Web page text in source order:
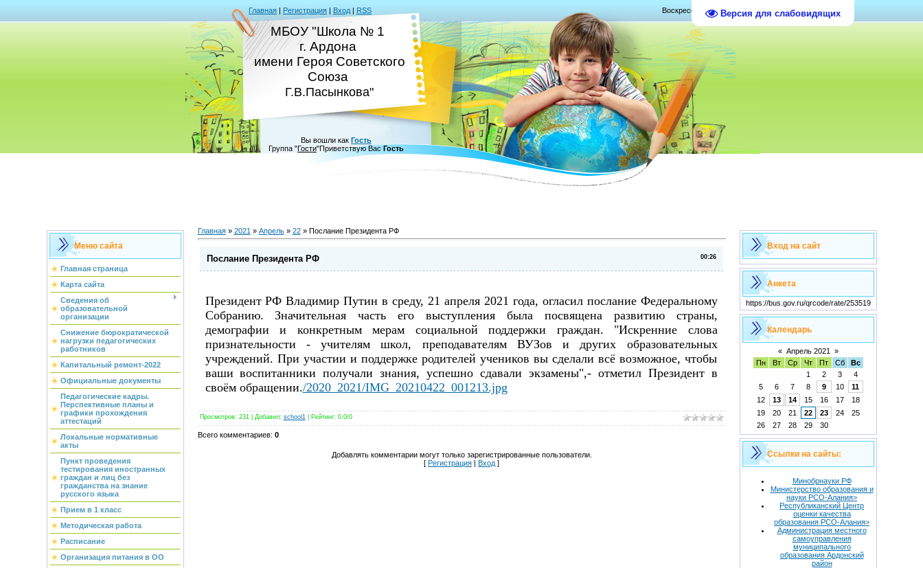
Версия для слабовидящих
Главная | Регистрация | Вход | RSS Воскресенье, 09.08.2026, 11:45
МБОУ "Школа № 1
г. Ардона
имени Героя Советского
Союза
Г.В.Пасынкова"
Вы вошли как Гость
Группа "Гости"Приветствую Вас Гость
Меню сайта
Главная страница
Карта сайта
Сведения об
образовательной
организации
Снижение бюрократической
нагрузки педагогических
работников
Капитальный ремонт-2022
Официальные документы
Педагогические кадры.
Перспективные планы и
графики прохождения
аттестаций
Локальные нормативные
акты
Пункт проведения
тестирования иностранных
граждан и лиц без
гражданства на знание
русского языка
Прием в 1 класс
Методическая работа
Расписание
Организация питания в ОО
Главная» 2021 » Апрель » 22» Послание Президента РФ
00:26
Послание Президента РФ
Президент РФ Владимир Путин в среду, 21 апреля 2021 года, огласил послание Федеральному
Собранию. Значительная часть его выступления была посвящена развитию страны,
демографии и конкретным мерам социальной поддержки граждан. "Искренние слова
признательности - учителям школ, преподавателям ВУЗов и других образовательных
учреждений. При участии и поддержке родителей учеников вы сделали всё возможное, чтобы
ваши воспитанники получали знания, успешно сдавали экзамены",- отметил Президент в
своём обращении./2020_2021/IMG_20210422_001213.jpg
Просмотров: 231 Добавил: school1 Рейтинг: 0.0/0
Всего комментариев: 0
Добавлять комментарии могут только зарегистрированные пользователи.
[ Регистрация | Вход ]
Вход на сайт
Анкета
https://bus.gov.ru/qrcode/rate/253519
Календарь
« Апрель 2021
»
Пн
Вт Ср Чт Пт Сб
Вс
1
2 3
4
5
6 7 8 9 10
11
12
13 14 15 16 17
18
19
20 21 22 23 24
25
26
27 28 29 30
Ссылки на сайты:
Минобрнауки РФ
Министерство образования и
науки РСО-Алания>
Республиканский Центр
оценки качества
образования РСО-Алания>
Администрация местного
самоуправления
муниципального
образования Ардонский
район